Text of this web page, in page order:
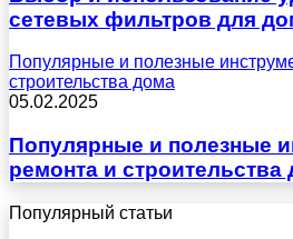
сетевых фильтров для
Популярные и полезные
строительства дома
05.02.2025
Популярные и полезные
ремонта и строительства
Популярный статьи